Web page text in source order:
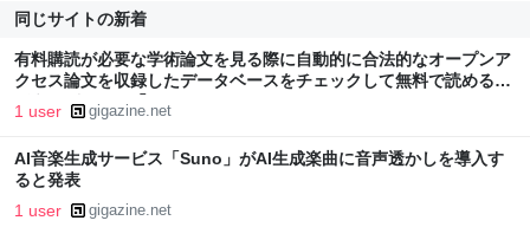
同じサイトの新着
有料購読が必要な学術論文を見る際に自動的に合法的なオープンア
クセス論文を収録したデータベースをチェックして無料で読めるか
どうかがわかる「Unpaywall」
1 user gigazine.net
AI音楽生成サービス「Suno」がAI生成楽曲に音声透かしを導入す
ると発表
1 user gigazine.net